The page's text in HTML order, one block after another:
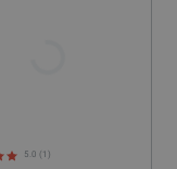
5.0 (1)